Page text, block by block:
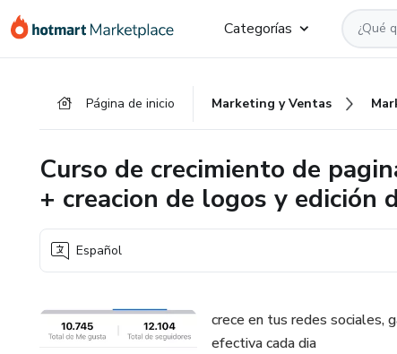
Categorías
Página de inicio Marketing y Ventas
Curso de crecimiento de
+ creacion de logos y edición
Español
crece en tus redes sociales,
efectiva cada dia